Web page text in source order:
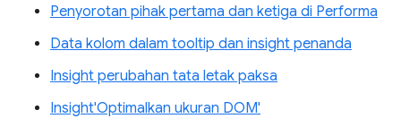
Penyorotan pihak pertama dan ketiga di Performa
Data kolom dalam tooltip dan insight penanda
Insight perubahan tata letak paksa
Insight'Optimalkan ukuran DOM'